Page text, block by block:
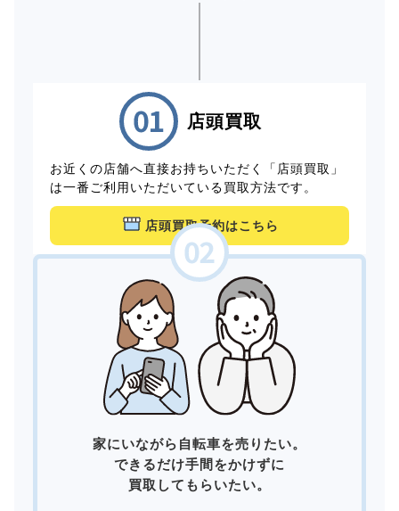
店頭買取
お近くの店舗へ直接お持ちいただく「店頭買取」
は一番ご利用いただいている買取方法です。
店頭買取予約はこちら
家にいながら自転車を売りたい。
できるだけ手間をかけずに
買取してもらいたい。